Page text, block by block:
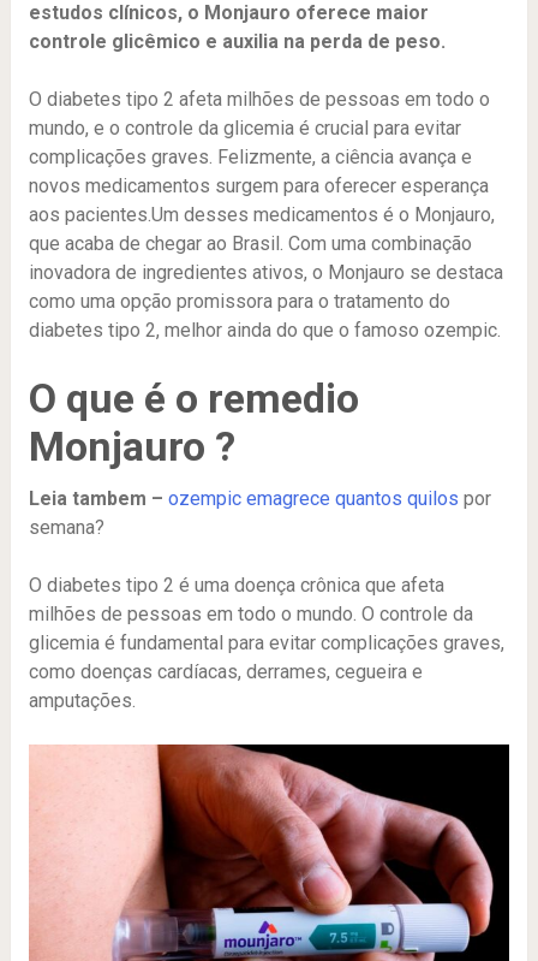
estudos clínicos, o Monjauro oferece maior
controle glicêmico e auxilia na perda de peso.
O diabetes tipo 2 afeta milhões de pessoas em todo o
mundo, e o controle da glicemia é crucial para evitar
complicações graves. Felizmente, a ciência avança e
novos medicamentos surgem para oferecer esperança
aos pacientes.Um desses medicamentos é o Monjauro,
que acaba de chegar ao Brasil. Com uma combinação
inovadora de ingredientes ativos, o Monjauro se destaca
como uma opção promissora para o tratamento do
diabetes tipo 2, melhor ainda do que o famoso ozempic.
O que é o remedio
Monjauro ?
Leia tambem – ozempic emagrece quantos quilos por
semana?
O diabetes tipo 2 é uma doença crônica que afeta
milhões de pessoas em todo o mundo. O controle da
glicemia é fundamental para evitar complicações graves,
como doenças cardíacas, derrames, cegueira e
amputações.